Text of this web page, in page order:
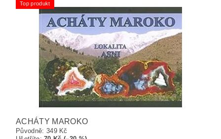
Top produkt
ACHÁTY MAROKO
Původně: 349 Kč